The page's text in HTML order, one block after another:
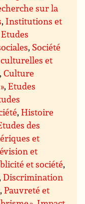
sur la
, Institutions et
Etudes
, Société
et
,Culture
,Etudes
,Histoire
des
et
et
et société,
,Discrimination
,Pauvreté et